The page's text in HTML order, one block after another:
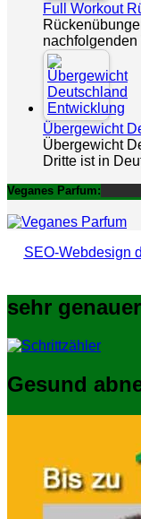
Full Workout
Übergewicht
Übergewicht
Dritte ist in
Veganes Parfum:
SEO-Webdesign
sehr
Gesund